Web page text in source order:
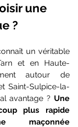
une
?
un véritable
et en Haute-
autour de
Saint-Sulpice-la-
avantage ? Une
plus rapide
maçonnée